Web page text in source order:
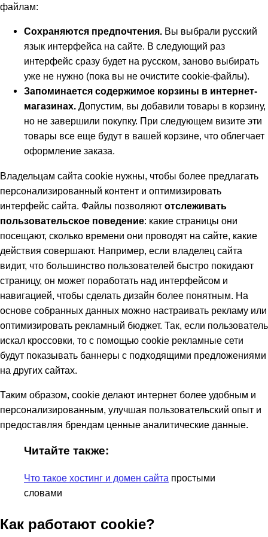
файлам:
Сохраняются предпочтения. Вы выбрали русский
язык интерфейса на сайте. В следующий раз
интерфейс сразу будет на русском, заново выбирать
уже не нужно (пока вы не очистите cookie-файлы).
Запоминается содержимое корзины в интернет-
магазинах. Допустим, вы добавили товары в корзину,
но не завершили покупку. При следующем визите эти
товары все еще будут в вашей корзине, что облегчает
оформление заказа.
Владельцам сайта cookie нужны, чтобы более предлагать
персонализированный контент и оптимизировать
интерфейс сайта. Файлы позволяют отслеживать
пользовательское поведение: какие страницы они
посещают, сколько времени они проводят на сайте, какие
действия совершают. Например, если владелец сайта
видит, что большинство пользователей быстро покидают
страницу, он может поработать над интерфейсом и
навигацией, чтобы сделать дизайн более понятным. На
основе собранных данных можно настраивать рекламу или
оптимизировать рекламный бюджет. Так, если пользователь
искал кроссовки, то с помощью cookie рекламные сети
будут показывать баннеры с подходящими предложениями
на других сайтах.
Таким образом, cookie делают интернет более удобным и
персонализированным, улучшая пользовательский опыт и
предоставляя брендам ценные аналитические данные.
Читайте также:
Что такое хостинг и домен сайта простыми
словами
Как работают cookie?